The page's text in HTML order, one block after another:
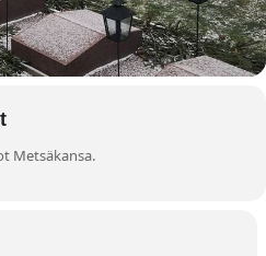
Metsäkansa.